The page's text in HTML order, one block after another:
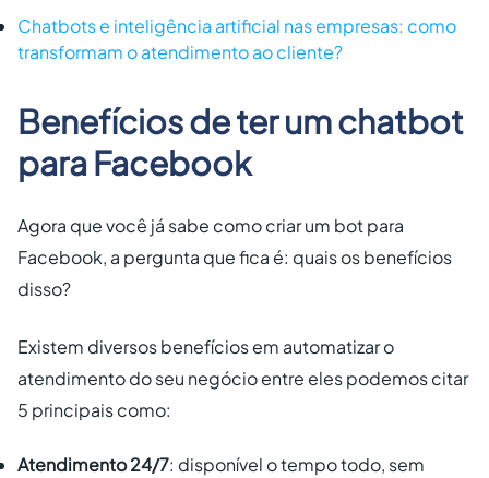
Chatbots e inteligência artificial nas empresas: como
transformam o atendimento ao cliente?
Benefícios de ter um chatbot
para Facebook
Agora que você já sabe como criar um bot para
Facebook, a pergunta que fica é: quais os benefícios
disso?
Existem diversos benefícios em automatizar o
atendimento do seu negócio entre eles podemos citar
5 principais como:
Atendimento 24/7: disponível o tempo todo, sem